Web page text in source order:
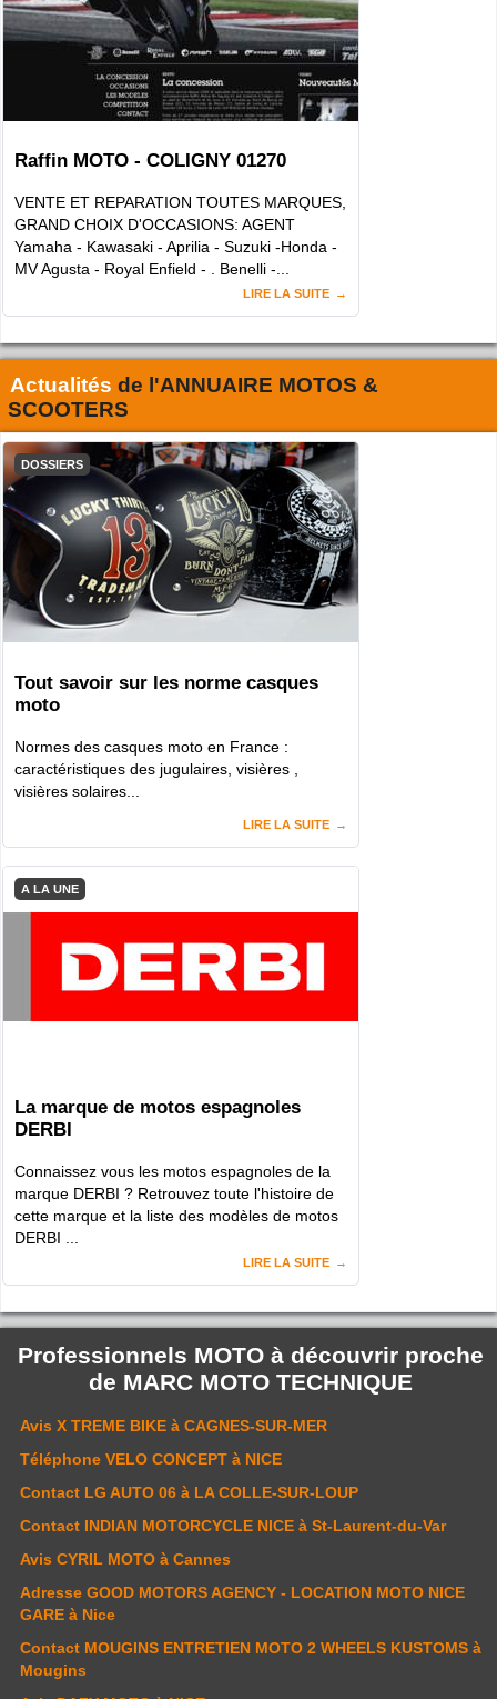
Raffin MOTO - COLIGNY 01270
VENTE ET REPARATION TOUTES MARQUES,
GRAND CHOIX D'OCCASIONS: AGENT
Yamaha - Kawasaki - Aprilia - Suzuki -Honda -
MV Agusta - Royal Enfield - . Benelli -...
LIRE LA SUITE
Actualités de l'ANNUAIRE MOTOS &
SCOOTERS
DOSSIERS
Tout savoir sur les norme casques
moto
Normes des casques moto en France :
caractéristiques des jugulaires, visières ,
visières solaires...
LIRE LA SUITE
A LA UNE
La marque de motos espagnoles
DERBI
Connaissez vous les motos espagnoles de la
marque DERBI ? Retrouvez toute l'histoire de
cette marque et la liste des modèles de motos
DERBI ...
LIRE LA SUITE
Professionnels MOTO à découvrir proche
de MARC MOTO TECHNIQUE
Avis X TREME BIKE à CAGNES-SUR-MER
Téléphone VELO CONCEPT à NICE
Contact LG AUTO 06 à LA COLLE-SUR-LOUP
Contact INDIAN MOTORCYCLE NICE à St-Laurent-du-Var
Avis CYRIL MOTO à Cannes
Adresse GOOD MOTORS AGENCY - LOCATION MOTO NICE
GARE à Nice
Contact MOUGINS ENTRETIEN MOTO 2 WHEELS KUSTOMS à
Mougins